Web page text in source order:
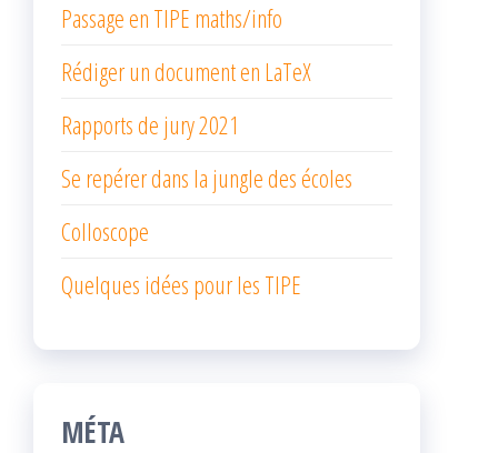
Passage en TIPE maths/info
Rédiger un document en LaTeX
Rapports de jury 2021
Se repérer dans la jungle des écoles
Colloscope
Quelques idées pour les TIPE
MÉTA